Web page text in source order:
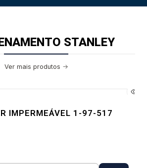
STANLEY
Ver mais produtos
IMPERMEÁVEL 1-97-517